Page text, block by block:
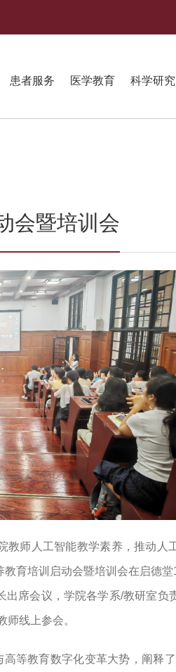
患者服务 医学教育 科学研究
会暨培训会
教师人工智能教学素养，推动人
育培训启动会暨培训会在启德堂
席会议，学院各学系/教研室负
线上参会。
等教育数字化变革大势，阐释